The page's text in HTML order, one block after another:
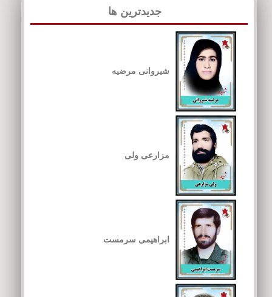
جدیدترین ها
شیروانی مرضیه
مزارعی ولی
ابراهیمی سرمست